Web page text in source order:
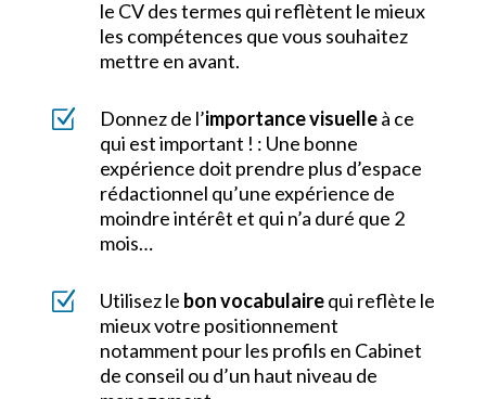
le CV des termes qui reflètent le mieux
les compétences que vous souhaitez
mettre en avant.
Z Donnez de l’importance visuelleà ce
qui est important ! : Une bonne
expérience doit prendre plus d’espace
rédactionnel qu’une expérience de
moindre intérêt et qui n’a duré que 2
mois…
Z Utilisez le bon vocabulairequi reflète le
mieux votre positionnement
notamment pour les profils en Cabinet
de conseil ou d’un haut niveau de